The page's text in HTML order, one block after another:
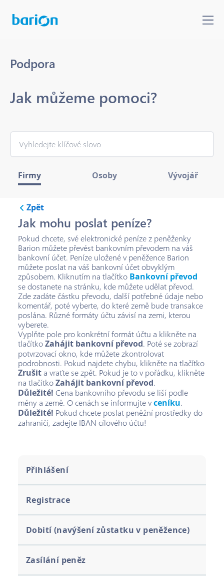
Podpora
Jak můžeme pomoci?
Firmy Osoby Vývojář
Přihlášení
Registrace
Dobití (navýšení zůstatku v peněžence)
Zasílání peněz
Zpět
Jak mohu poslat peníze?
Pokud chcete, své elektronické peníze z peněženky
Barion můžete převést bankovním převodem na váš
bankovní účet. Peníze uložené v peněžence Barion
můžete poslat na váš bankovní účet obvyklým
způsobem. Kliknutím na tlačítko Bankovní převod
se dostanete na stránku, kde můžete udělat převod.
Zde zadáte částku převodu, další potřebné údaje nebo
komentář, poté vyberte, do které země bude transakce
poslána. Různé formáty účtu závisí na zemi, kterou
vyberete.
Vyplňte pole pro konkrétní formát účtu a klikněte na
tlačítkoZahájit bankovní převod. Poté se zobrazí
potvrzovací okno, kde můžete zkontrolovat
podrobnosti. Pokud najdete chybu, klikněte na tlačítko
Zrušita vraťte se zpět. Pokud je to v pořádku, klikněte
na tlačítkoZahájit bankovní převod.
Důležité! Cena bankovního převodu se liší podle
měny a země. O cenách se informujte vceníku.
Důležité! Pokud chcete poslat peněžní prostředky do
zahraničí, zadejte IBAN cílového účtu!